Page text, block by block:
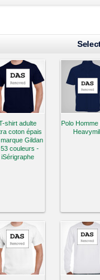
shirt adulte
coton épais
Gildan
couleurs -
iSérigraphe
Polo Homme